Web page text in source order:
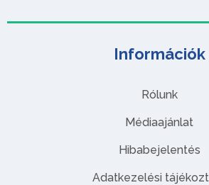
Információk
Rólunk
Médiaajánlat
Hibabejelentés
Adatkezelési